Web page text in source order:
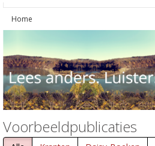
Home
Voorbeeldpublicaties